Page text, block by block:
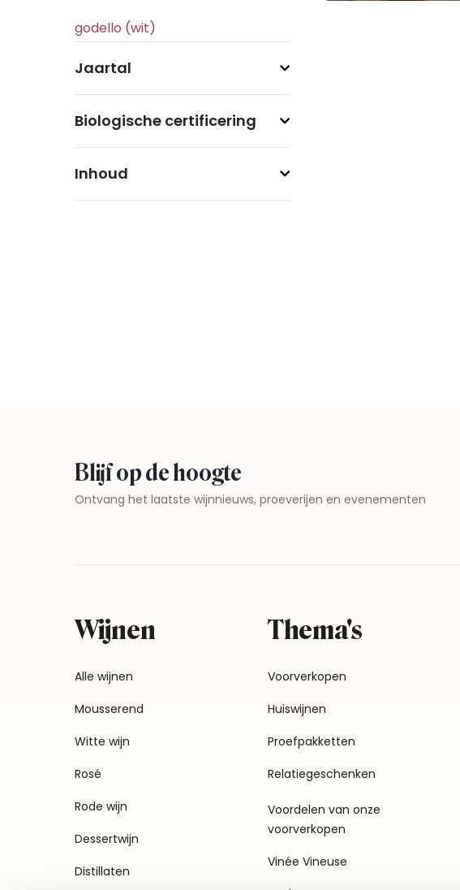
Jaartal
Biologische certificering
Inhoud
Blijf op de hoogte
Ontvang het laatste wijnnieuws, proeverijen en evenementen
Wijnen
Alle wijnen
Mousserend
Witte wijn
Rosé
Rode wijn
Dessertwijn
Distillaten
Thema's
Voorverkopen
Huiswijnen
Proefpakketten
Relatiegeschenken
Voordelen van onze
voorverkopen
Vinée Vineuse